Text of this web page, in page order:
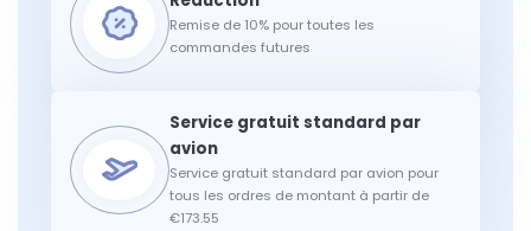
Remise de 10% pour toutes les
commandes futures
Service gratuit standard par avion pour
tous les ordres de montant à partir de
€173.55